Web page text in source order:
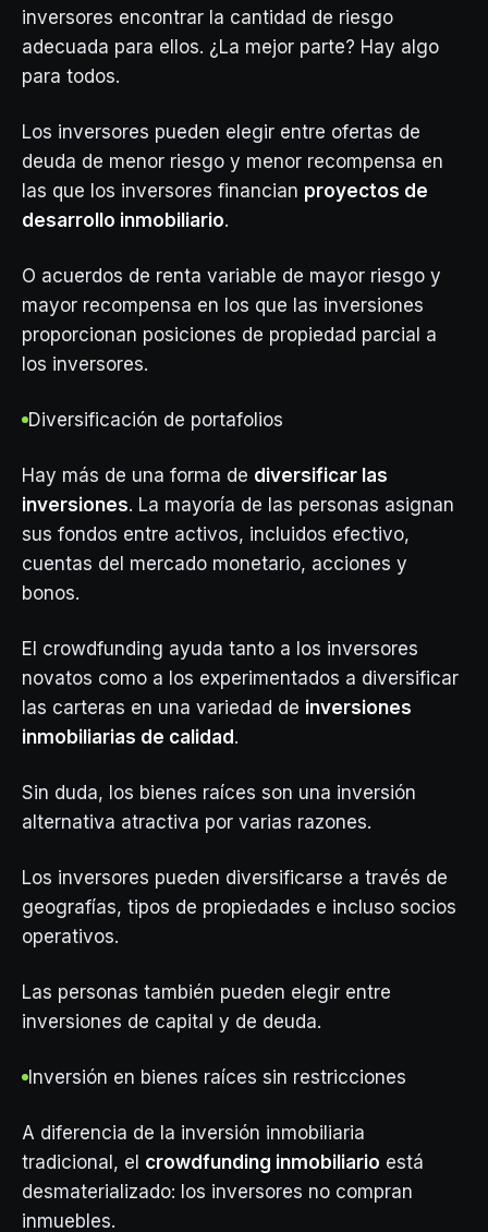
inversores encontrar la cantidad de riesgo
adecuada para ellos. ¿La mejor parte? Hay algo
para todos.
Los inversores pueden elegir entre ofertas de
deuda de menor riesgo y menor recompensa en
las que los inversores financian proyectos de
desarrollo inmobiliario.
O acuerdos de renta variable de mayor riesgo y
mayor recompensa en los que las inversiones
proporcionan posiciones de propiedad parcial a
los inversores.
Diversificación de portafolios
Hay más de una forma de diversificar las
inversiones. La mayoría de las personas asignan
sus fondos entre activos, incluidos efectivo,
cuentas del mercado monetario, acciones y
bonos.
El crowdfunding ayuda tanto a los inversores
novatos como a los experimentados a diversificar
las carteras en una variedad de inversiones
inmobiliarias de calidad .
Sin duda, los bienes raíces son una inversión
alternativa atractiva por varias razones.
Los inversores pueden diversificarse a través de
geografías, tipos de propiedades e incluso socios
operativos.
Las personas también pueden elegir entre
inversiones de capital y de deuda.
Inversión en bienes raíces sin restricciones
A diferencia de la inversión inmobiliaria
tradicional, el crowdfunding inmobiliario está
desmaterializado: los inversores no compran
inmuebles.